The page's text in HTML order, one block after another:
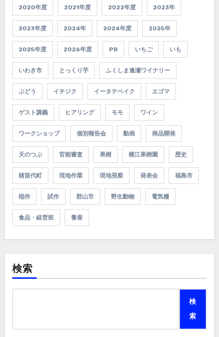
2020年度 2021年度 2022年度 2023年
2023年度 2024年 2024年度 2025年
2025年度 2026年度 PR いちご いも
いわき市 とっくり芋 ふくしま逢瀬ワイナリー
ぶどう イチジク イータテベイク エゴマ
ゲスト講義 ヒアリング モモ ワイン
ワークショップ 個別報告会 動画 商品開発
天のつぶ 官能審査 果樹 横江果樹園 歴史
猪苗代町 現地作業 現地視察 発表会 福島市
稲作 試作 郡山市 野生動物 電気柵
食品・経営班 養蚕
検索
検
索